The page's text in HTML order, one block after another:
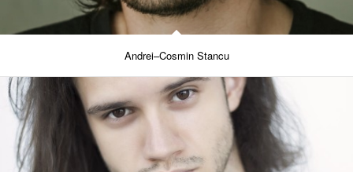
Andrei–Cosmin Stancu